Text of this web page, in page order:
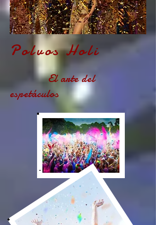
Polvos Holi
El arte del
espetáculos